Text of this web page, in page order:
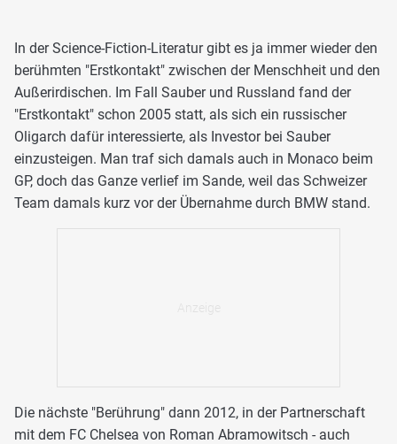
In der Science-Fiction-Literatur gibt es ja immer wieder den
berühmten "Erstkontakt" zwischen der Menschheit und den
Außerirdischen. Im Fall Sauber und Russland fand der
"Erstkontakt" schon 2005 statt, als sich ein russischer
Oligarch dafür interessierte, als Investor bei Sauber
einzusteigen. Man traf sich damals auch in Monaco beim
GP, doch das Ganze verlief im Sande, weil das Schweizer
Team damals kurz vor der Übernahme durch BMW stand.
Die nächste "Berührung" dann 2012, in der Partnerschaft
mit dem FC Chelsea von Roman Abramowitsch - auch